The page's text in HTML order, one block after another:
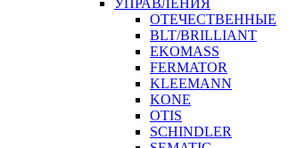
УПРАВЛЕНИЯ
ОТЕЧЕСТВЕННЫЕ
BLT/BRILLIANT
EKOMASS
FERMATOR
KLEEMANN
KONE
OTIS
SCHINDLER